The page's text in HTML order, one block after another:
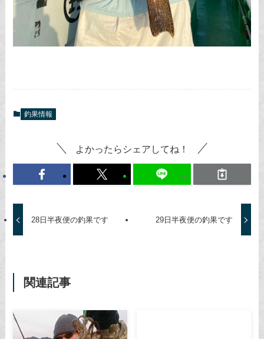
釣果情報
よかったらシェアしてね！
28日半夜便の釣果です 29日半夜便の釣果です
関連記事